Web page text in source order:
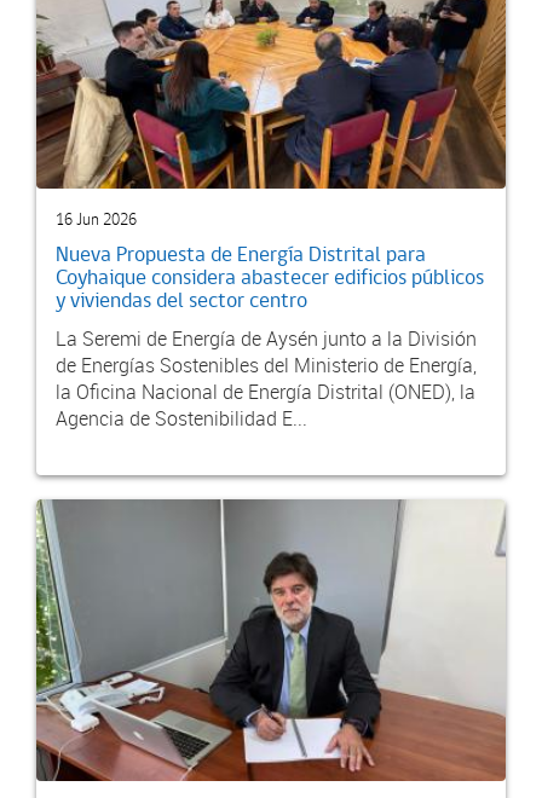
16 Jun 2026
Nueva Propuesta de Energía Distrital para
Coyhaique considera abastecer edificios públicos
y viviendas del sector centro
La Seremi de Energía de Aysén junto a la División
de Energías Sostenibles del Ministerio de Energía,
la Oficina Nacional de Energía Distrital (ONED), la
Agencia de Sostenibilidad E...